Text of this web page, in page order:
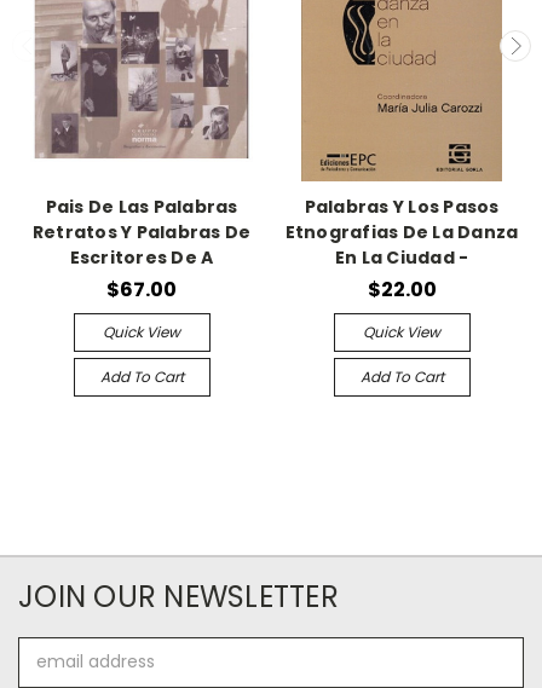
Pais De Las Palabras
Retratos Y Palabras De
Escritores De A
$67.00
Quick View
Add To Cart
Palabras Y Los Pasos
Etnografias De La Danza
En La Ciudad -
$22.00
Quick View
Add To Cart
JOIN OUR NEWSLETTER
Address